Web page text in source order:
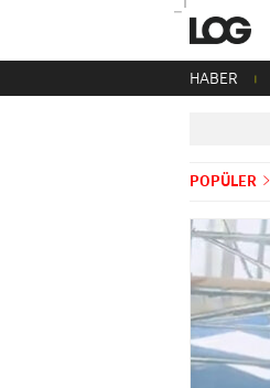
HABER
POPÜLER